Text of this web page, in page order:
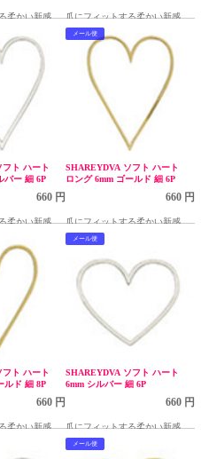
柔かい新感覚
のメタルパー
爪にフィットする柔かい新感覚
のソフトフレームのメタルパー
ト ハート
バー 細 6P
660 円
柔かい新感覚
のメタルパー
メール便
SHAREYDVA ソフト ハート
ロング 6mm ゴールド 細 6P
660 円
爪にフィットする柔かい新感覚
のソフトフレームのメタルパー
ト ハート
ルド 細 8P
660 円
柔かい新感覚
のメタルパー
メール便
SHAREYDVA ソフト ハート
6mm シルバー 細 6P
660 円
爪にフィットする柔かい新感覚
のソフトフレームのメタルパー
メール便